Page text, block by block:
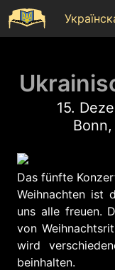
15.
Das fünfte
Weihnachten ist
uns alle freuen.
von
wird
beinhalten.